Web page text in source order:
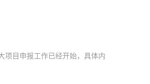
项目申报工作已经开始，具体内